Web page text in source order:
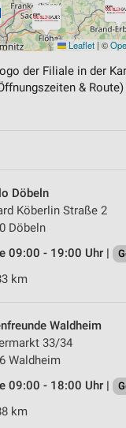
Leaflet | ©
der Filiale in der
&
Döbeln
Köberlin Straße 2
Döbeln
09:00 - 19:00 Uhr |
km
Waldheim
33/34
Waldheim
09:00 - 18:00 Uhr |
km